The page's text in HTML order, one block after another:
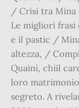
/ Crisi tra Mina
Le migliori
e il pastic /
altezza, /
Quaini, chiil
loro
segreto. A